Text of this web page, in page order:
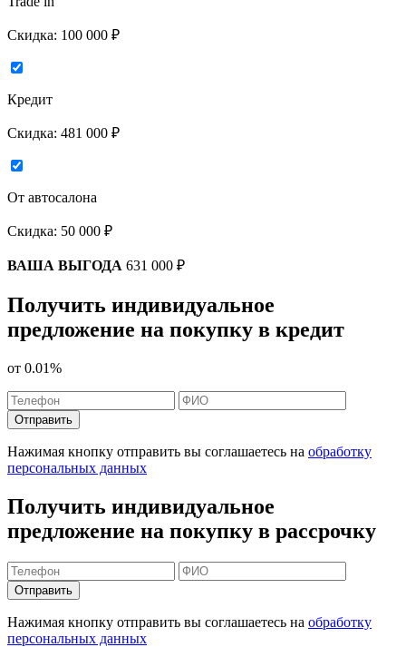
Скидка: 100 000 ₽
Кредит
Скидка: 481 000 ₽
От автосалона
Скидка: 50 000 ₽
ВАША ВЫГОДА 631 000 ₽
Получить индивидуальное
предложение на покупку в кредит
от 0.01%
Отправить
Нажимая кнопку отправить вы соглашаетесь на обработку
персональных данных
Получить индивидуальное
предложение на покупку в рассрочку
Отправить
Нажимая кнопку отправить вы соглашаетесь на обработку
персональных данных